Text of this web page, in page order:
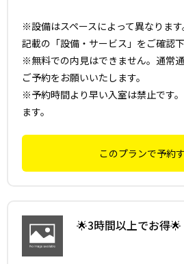
※設備はスペースによって異なりま
記載の「設備・サービス」をご確認下
※無料での内見はできません。通常
ご予約をお願いいたします。
※予約時間より早い入室は禁止です
ます。
このプランで予約
🌟3時間以上でお得🌟